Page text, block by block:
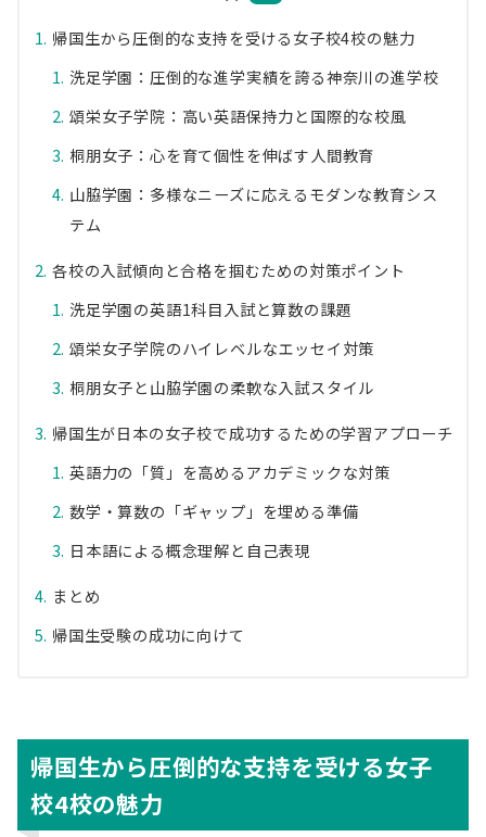
帰国生から圧倒的な支持を受ける女子校4校の魅力
洗足学園：圧倒的な進学実績を誇る神奈川の進学校
頌栄女子学院：高い英語保持力と国際的な校風
桐朋女子：心を育て個性を伸ばす人間教育
山脇学園：多様なニーズに応えるモダンな教育シス
テム
各校の入試傾向と合格を掴むための対策ポイント
洗足学園の英語1科目入試と算数の課題
頌栄女子学院のハイレベルなエッセイ対策
桐朋女子と山脇学園の柔軟な入試スタイル
帰国生が日本の女子校で成功するための学習アプローチ
英語力の「質」を高めるアカデミックな対策
数学・算数の「ギャップ」を埋める準備
日本語による概念理解と自己表現
まとめ
帰国生受験の成功に向けて
帰国生から圧倒的な支持を受ける女子
校4校の魅力